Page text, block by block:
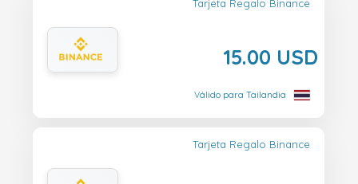
Tarjeta Regalo Binance
15.00 USD
Válido para Tailandia
Tarjeta Regalo Binance